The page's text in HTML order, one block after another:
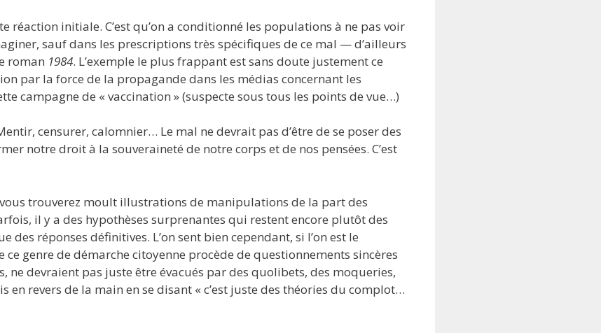
réaction initiale. C’est qu’on a conditionné les populations à ne pas voir
sauf dans les prescriptions très spécifiques de ce mal — d’ailleurs
roman 1984. L’exemple le plus frappant est sans doute justement ce
par la force de la propagande dans les médias concernant les
campagne de « vaccination » (suspecte sous tous les points de vue…)
censurer, calomnier… Le mal ne devrait pas d’être de se poser des
notre droit à la souveraineté de notre corps et de nos pensées. C’est
trouverez moult illustrations de manipulations de la part des
il y a des hypothèses surprenantes qui restent encore plutôt des
des réponses définitives. L’on sent bien cependant, si l’on est le
genre de démarche citoyenne procède de questionnements sincères
ne devraient pas juste être évacués par des quolibets, des moqueries,
en revers de la main en se disant « c’est juste des théories du complot…